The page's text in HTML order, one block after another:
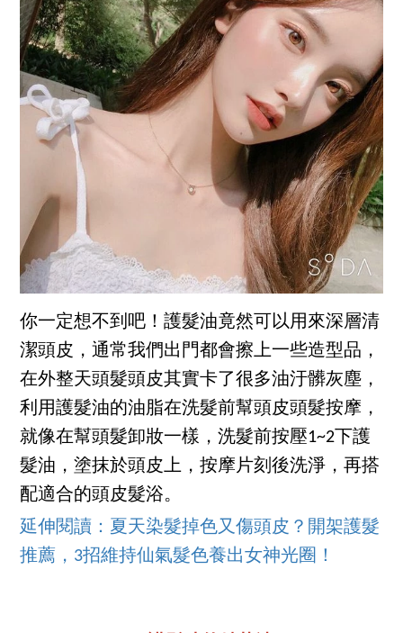
你一定想不到吧！護髮油竟然可以用來深層清
潔頭皮，通常我們出門都會擦上一些造型品，
在外整天頭髮頭皮其實卡了很多油汙髒灰塵，
利用護髮油的油脂在洗髮前幫頭皮頭髮按摩，
就像在幫頭髮卸妝一樣，洗髮前按壓1~2下護
髮油，塗抹於頭皮上，按摩片刻後洗淨，再搭
配適合的頭皮髮浴。
延伸閱讀：夏天染髮掉色又傷頭皮？開架護髮
推薦，3招維持仙氣髮色養出女神光圈！